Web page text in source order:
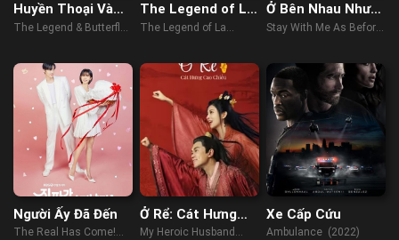
Huyền Thoại Và
Bươm Bướm
The Legend & Butterfly
The Legend of La
Llorona
The Legend of La
Ở Bên Nhau Như
Trước Đây
Stay With Me As Before
Người Ấy Đã Đến
The Real Has Come!
Ở Rể: Cát Hưng
Cao Chiếu
My Heroic Husband
Xe Cấp Cứu
Ambulance (2022)